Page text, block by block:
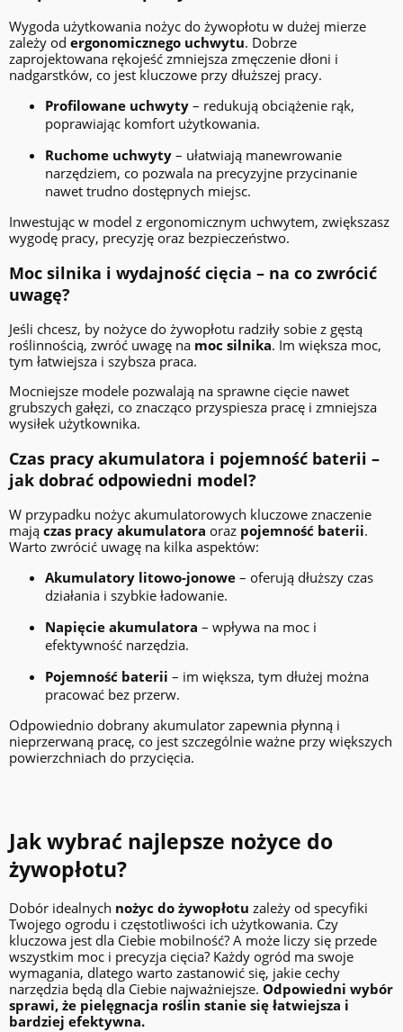
Wygoda użytkowania nożyc do żywopłotu w dużej mierze
zależy od ergonomicznego uchwytu. Dobrze
zaprojektowana rękojeść zmniejsza zmęczenie dłoni i
nadgarstków, co jest kluczowe przy dłuższej pracy.
Profilowane uchwyty – redukują obciążenie rąk,
poprawiając komfort użytkowania.
Ruchome uchwyty – ułatwiają manewrowanie
narzędziem, co pozwala na precyzyjne przycinanie
nawet trudno dostępnych miejsc.
Inwestując w model z ergonomicznym uchwytem, zwiększasz
wygodę pracy, precyzję oraz bezpieczeństwo.
Moc silnika i wydajność cięcia – na co zwrócić
uwagę?
Jeśli chcesz, by nożyce do żywopłotu radziły sobie z gęstą
roślinnością, zwróć uwagę na moc silnika. Im większa moc,
tym łatwiejsza i szybsza praca.
Mocniejsze modele pozwalają na sprawne cięcie nawet
grubszych gałęzi, co znacząco przyspiesza pracę i zmniejsza
wysiłek użytkownika.
Czas pracy akumulatora i pojemność baterii –
jak dobrać odpowiedni model?
W przypadku nożyc akumulatorowych kluczowe znaczenie
mają czas pracy akumulatora oraz pojemność baterii.
Warto zwrócić uwagę na kilka aspektów:
Akumulatory litowo-jonowe – oferują dłuższy czas
działania i szybkie ładowanie.
Napięcie akumulatora – wpływa na moc i
efektywność narzędzia.
Pojemność baterii – im większa, tym dłużej można
pracować bez przerw.
Odpowiednio dobrany akumulator zapewnia płynną i
nieprzerwaną pracę, co jest szczególnie ważne przy większych
powierzchniach do przycięcia.
Jak wybrać najlepsze nożyce do
żywopłotu?
Dobór idealnych nożyc do żywopłotu zależy od specyfiki
Twojego ogrodu i częstotliwości ich użytkowania. Czy
kluczowa jest dla Ciebie mobilność? A może liczy się przede
wszystkim moc i precyzja cięcia? Każdy ogród ma swoje
wymagania, dlatego warto zastanowić się, jakie cechy
narzędzia będą dla Ciebie najważniejsze. Odpowiedni wybór
sprawi, że pielęgnacja roślin stanie się łatwiejsza i
bardziej efektywna.